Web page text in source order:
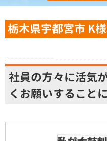
栃木県宇都宮市 K
社員の方々に活気
くお願いすること